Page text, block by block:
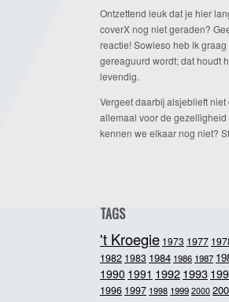
Ontzettend leuk dat je hier
coverX nog niet geraden?
reactie! Sowieso heb ik graag
gereaguurd wordt; dat houdt
levendig.
Vergeet daarbij alsjeblieft niet
allemaal voor de gezelligheid
kennen we elkaar nog niet?
TAGS
't Kroegie 1973 1977
1982 1983 1984 1986 1987
1990 1991 19921993
1996 1997 1998 1999 2000